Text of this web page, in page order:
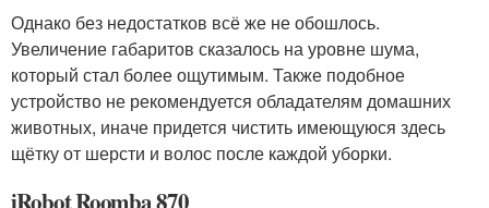
Однако без недостатков всё же не обошлось.
Увеличение габаритов сказалось на уровне шума,
который стал более ощутимым. Также подобное
устройство не рекомендуется обладателям домашних
животных, иначе придется чистить имеющуюся здесь
щётку от шерсти и волос после каждой уборки.